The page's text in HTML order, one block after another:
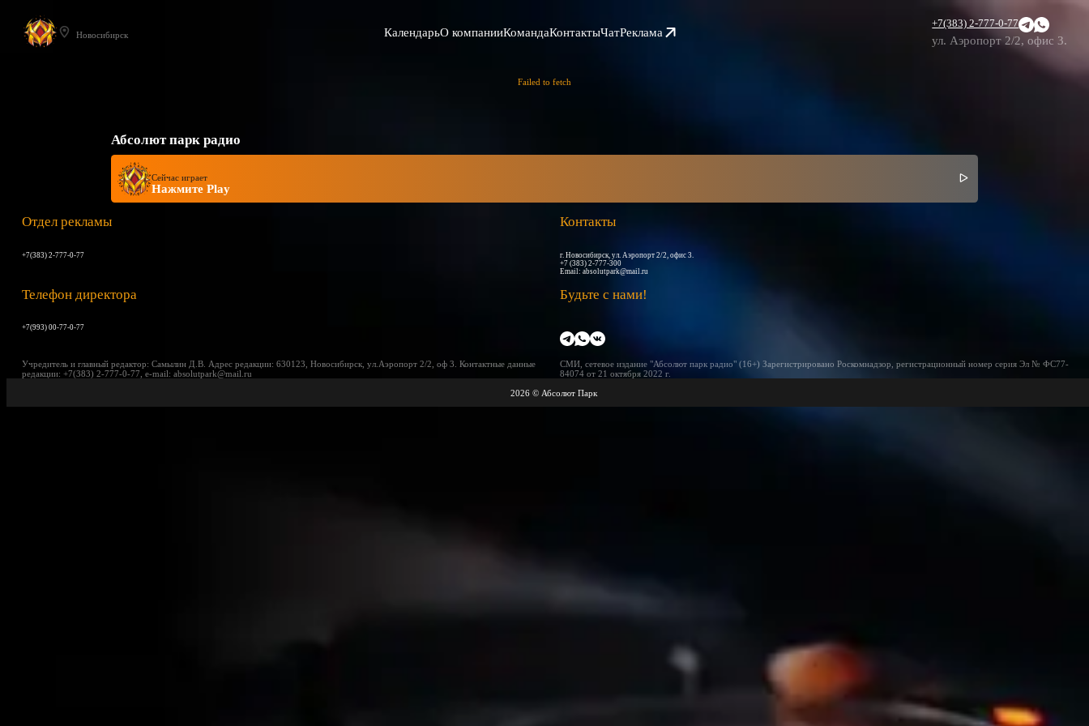
Новосибирск КалендарьО компанииКомандаКонтактыЧатРеклама
+7(383) 2-777-0-77
ул. Аэропорт 2/2, офис 3.
Failed to fetch
Абсолют парк радио
Сейчас играет
Нажмите Play
Отдел рекламы
+7(383) 2-777-0-77
Контакты
г. Новосибирск, ул. Аэропорт 2/2, офис 3.
+7 (383) 2-777-300
Email: absolutpark@mail.ru
Телефон директора
+7(993) 00-77-0-77
Будьте с нами!
Учредитель и главный редактор: Самылин Д.В. Адрес редакции: 630123, Новосибирск, ул.Аэропорт 2/2, оф 3. Контактные данные
редакции: +7(383) 2-777-0-77, e-mail: absolutpark@mail.ru
СМИ, сетевое издание "Абсолют парк радио" (16+) Зарегистрировано Роскомнадзор, регистрационный номер серия Эл № ФС77-
84074 от 21 октября 2022 г.
2026 © Абсолют Парк